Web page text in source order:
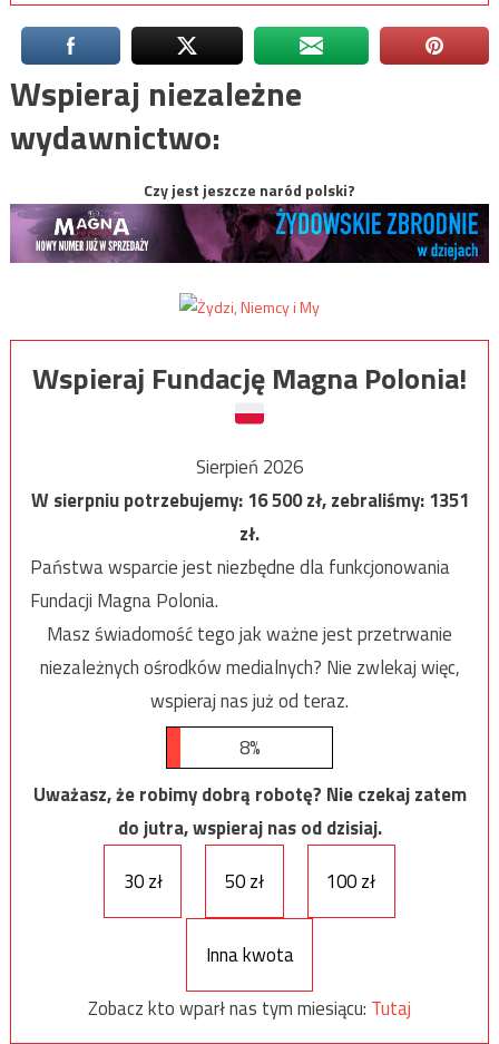
Wspieraj niezależne
wydawnictwo:
Czy jest jeszcze naród polski?
Wspieraj Fundację Magna Polonia!
Sierpień 2026
W sierpniu potrzebujemy:16 500zł, zebraliśmy:1351
zł.
Państwa wsparcie jest niezbędne dla funkcjonowania
Fundacji Magna Polonia.
Masz świadomość tego jak ważne jest przetrwanie
niezależnych ośrodków medialnych? Nie zwlekaj więc,
wspieraj nas już od teraz.
8%
Uważasz, że robimy dobrą robotę? Nie czekaj zatem
do jutra, wspieraj nas od dzisiaj.
30 zł
50 zł 100 zł
Inna kwota
Zobacz kto wparł nas tym miesiącu: Tutaj